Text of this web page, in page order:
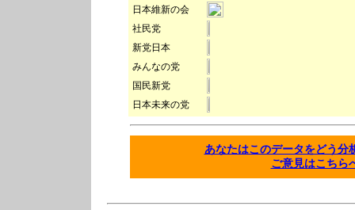
日本維新の会
社民党
新党日本
みんなの党
国民新党
日本未来の党
あなたはこのデータをどう
ご意見はこちら